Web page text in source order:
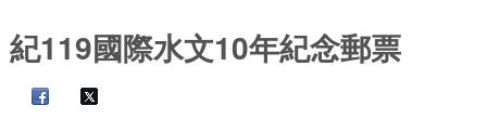
紀119國際水文10年紀念郵票